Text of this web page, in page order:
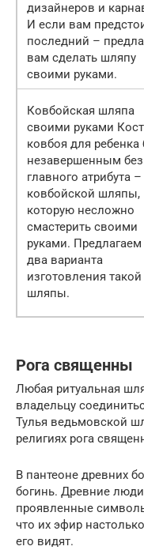
дизайнеров и
И если вам
последний –
вам сделать шляпу
своими руками.
Ковбойская шляпа
своими руками
ковбоя для ребенка
незавершенным без
главного атрибута –
ковбойской шляпы,
которую несложно
смастерить своими
руками.
два варианта
изготовления такой
шляпы.
Рога священны
Любая ритуальная
владельцу
Тулья ведьмовской
религиях рога
В пантеоне древних
богинь. Древние
проявленные
что их эфир
его видят.